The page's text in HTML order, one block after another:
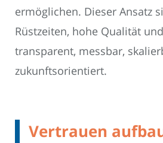
ermöglichen. Dieser Ansatz
Rüstzeiten, hohe Qualität
transparent, messbar,
zukunftsorientiert.
Vertrauen